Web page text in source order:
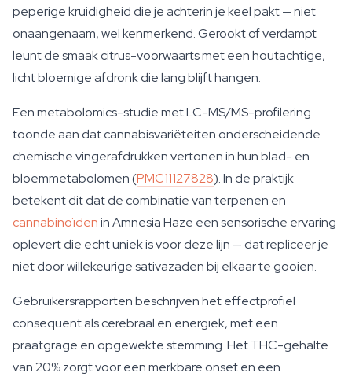
peperige kruidigheid die je achterin je keel pakt — niet
onaangenaam, wel kenmerkend. Gerookt of verdampt
leunt de smaak citrus-voorwaarts met een houtachtige,
licht bloemige afdronk die lang blijft hangen.
Een metabolomics-studie met LC-MS/MS-profilering
toonde aan dat cannabisvariëteiten onderscheidende
chemische vingerafdrukken vertonen in hun blad- en
bloemmetabolomen (PMC11127828). In de praktijk
betekent dit dat de combinatie van terpenen en
cannabinoïdenin Amnesia Haze een sensorische ervaring
oplevert die echt uniek is voor deze lijn — dat repliceer je
niet door willekeurige sativazaden bij elkaar te gooien.
Gebruikersrapporten beschrijven het effectprofiel
consequent als cerebraal en energiek, met een
praatgrage en opgewekte stemming. Het THC-gehalte
van 20% zorgt voor een merkbare onset en een